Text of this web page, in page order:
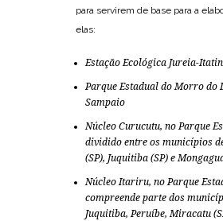
para servirem de base para a
elas:
Estação Ecológica Jureia-
Parque Estadual do Morro do
Sampaio
Núcleo Curucutu, no Parque
dividido entre os municípios
(SP), Juquitiba (SP) e
Núcleo Itariru, no Parque
compreende parte dos
Juquitiba, Peruíbe, Miracatu